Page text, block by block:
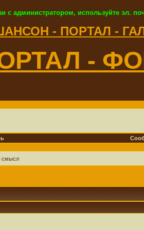
с администратором, используйте эл.
- ПОРТАЛ -
-
смысл